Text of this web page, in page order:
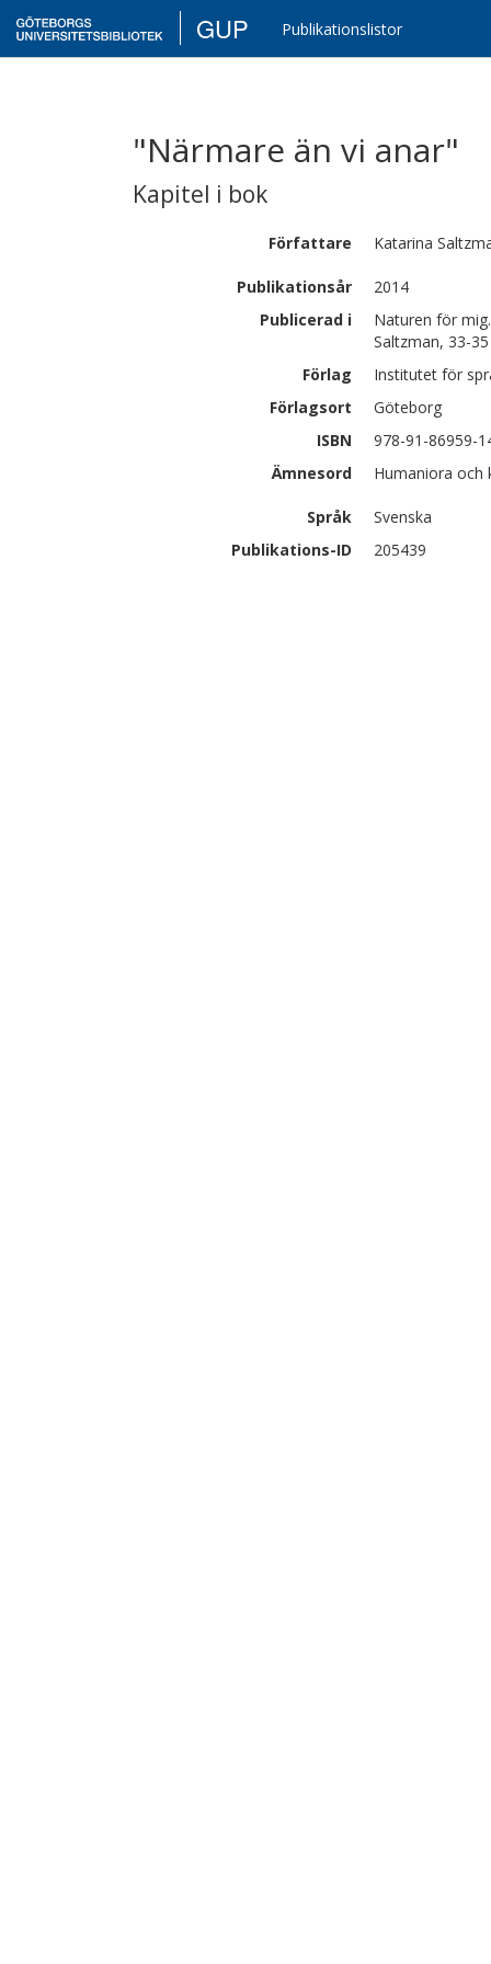
GUP Publikationslistor
"Närmare än vi anar"
Kapitel i bok
Författare Katarina
Publikationsår
2014
Publicerad i
Naturen för
Saltzman, 33-35
Förlag
Institutet för
Förlagsort
Göteborg
ISBN
978-91-86959-
Ämnesord
Humaniora
Språk
Svenska
Publikations-ID
205439